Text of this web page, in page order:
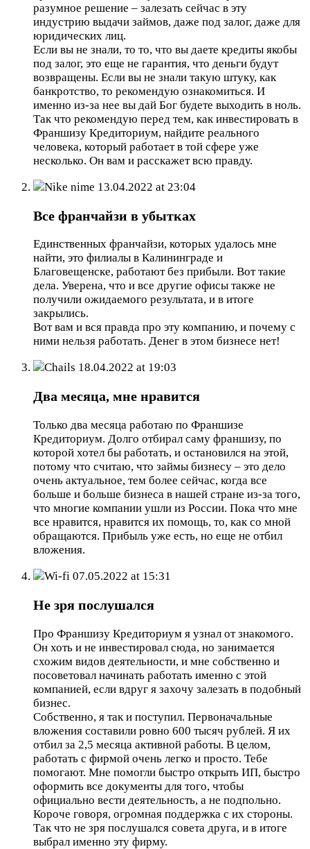
разумное решение – залезать сейчас в эту
индустрию выдачи займов, даже под залог, даже для
юридических лиц.
Если вы не знали, то то, что вы даете кредиты якобы
под залог, это еще не гарантия, что деньги будут
возвращены. Если вы не знали такую штуку, как
банкротство, то рекомендую ознакомиться. И
именно из-за нее вы дай Бог будете выходить в ноль.
Так что рекомендую перед тем, как инвестировать в
Франшизу Кредиториум, найдите реального
человека, который работает в той сфере уже
несколько. Он вам и расскажет всю правду.
Nike nime 13.04.2022 at 23:04
Все франчайзи в убытках
Единственных франчайзи, которых удалось мне
найти, это филиалы в Калининграде и
Благовещенске, работают без прибыли. Вот такие
дела. Уверена, что и все другие офисы также не
получили ожидаемого результата, и в итоге
закрылись.
Вот вам и вся правда про эту компанию, и почему с
ними нельзя работать. Денег в этом бизнесе нет!
Chails 18.04.2022 at 19:03
Два месяца, мне нравится
Только два месяца работаю по Франшизе
Кредиториум. Долго отбирал саму франшизу, по
которой хотел бы работать, и остановился на этой,
потому что считаю, что займы бизнесу – это дело
очень актуальное, тем более сейчас, когда все
больше и больше бизнеса в нашей стране из-за того,
что многие компании ушли из России. Пока что мне
все нравится, нравится их помощь, то, как со мной
обращаются. Прибыль уже есть, но еще не отбил
вложения.
Wi-fi 07.05.2022 at 15:31
Не зря послушался
Про Франшизу Кредиториум я узнал от знакомого.
Он хоть и не инвестировал сюда, но занимается
схожим видов деятельности, и мне собственно и
посоветовал начинать работать именно с этой
компанией, если вдруг я захочу залезать в подобный
бизнес.
Собственно, я так и поступил. Первоначальные
вложения составили ровно 600 тысяч рублей. Я их
отбил за 2,5 месяца активной работы. В целом,
работать с фирмой очень легко и просто. Тебе
помогают. Мне помогли быстро открыть ИП, быстро
оформить все документы для того, чтобы
официально вести деятельность, а не подпольно.
Короче говоря, огромная поддержка с их стороны.
Так что не зря послушался совета друга, и в итоге
выбрал именно эту фирму.